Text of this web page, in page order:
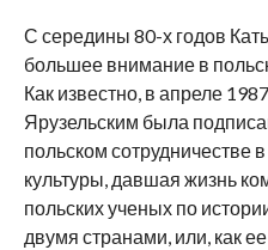
С середины 80-х годов
большее внимание в
Как известно, в апреле
Ярузельским была
польском сотрудничестве
культуры, давшая жизнь
польских ученых по
двумя странами, или, как